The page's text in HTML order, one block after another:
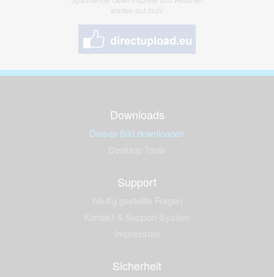
warten auf dich!
Downloads
Dieses Bild downloaden
Support
Sicherheit